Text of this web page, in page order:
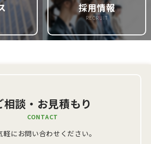
採用情報
RECRUIT
相談・お見積もり
CONTACT
軽にお問い合わせください。